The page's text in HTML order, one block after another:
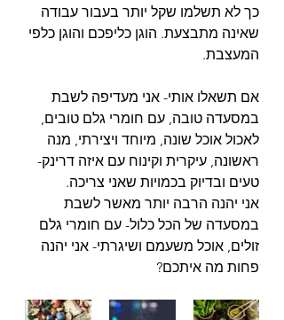
כך לא תשלמו שקל יותר בעבור עבודה
שאינה מתבצעת. הוגן כליפכם והוגן כלפי
המעצבת.
אם תשאלו אותי- אני מעדיפה לשבת
במסעדה טובה, עם חומרי גלם טובים,
לאכול אוכל שונה, מיוחד ויצירתי, מנה
ראשונה, עיקרית וקינוח עם איזה דרינק-
טעים ובדיוק בכמויות שאני צריכה.
אני יהנה הרבה יותר מאשר לשבת
במסעדה של הכל כלול- עם חומרי גלם
זולים, אוכל משעמם ושיגרתי- אני יהנה
פחות מה איתכם?